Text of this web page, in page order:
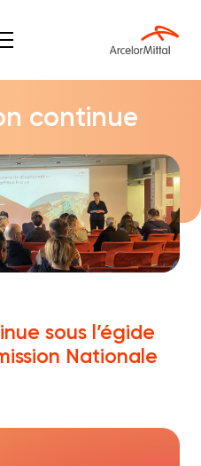
continue
sous l’égide
Nationale